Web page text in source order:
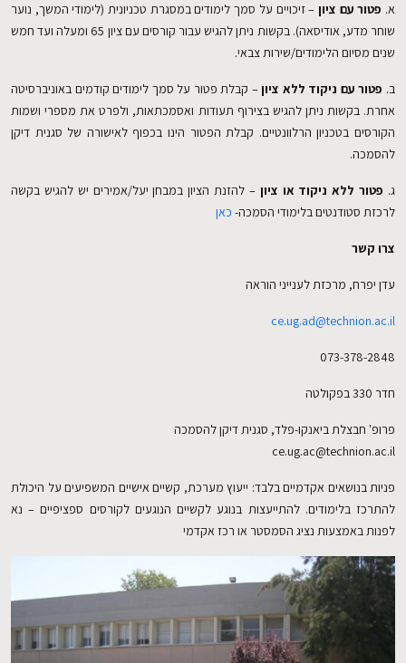
א. פטור עם ציון – זיכויים על סמך לימודים במסגרת טכניונית (לימודי המשך, נוער
שוחר מדע, אודיסאה). בקשות ניתן להגיש עבור קורסים עם ציון 65 ומעלה ועד חמש
שנים מסיום הלימודים/שירות צבאי.
ב. פטור עם ניקוד ללא ציון– קבלת פטור על סמך לימודים קודמים באוניברסיטה
אחרת. בקשות ניתן להגיש בצירוף תעודות ואסמכתאות, ולפרט את מספרי ושמות
הקורסים בטכניון הרלוונטיים. קבלת הפטור הינו בכפוף לאישורה של סגנית דיקן
להסמכה.
ג. פטור ללא ניקוד או ציון – להזנת הציון במבחן יעל/אמירים יש להגיש בקשה
לרכזת סטודנטים בלימודי הסמכה- כאן
צרו קשר
עדן יפרח, מרכזת לענייני הוראה
ce.ug.ad@technion.ac.il
073-378-2848
חדר 330 בפקולטה
פרופ' חבצלת ביאנקו-פלד, סגנית דיקן להסמכה
ce.ug.ac@technion.ac.il
פניות בנושאים אקדמיים בלבד: ייעוץ מערכת, קשיים אישיים המשפיעים על היכולת
להתרכז בלימודים. להתייעצות בנוגע לקשיים הנוגעים לקורסים ספציפיים – נא
לפנות באמצעות נציג הסמסטר או רכז אקדמי